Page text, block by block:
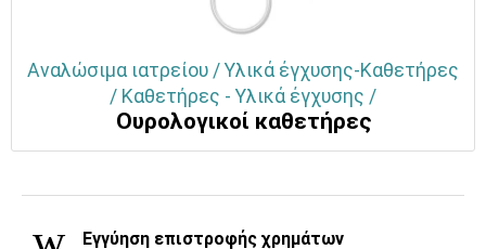
Αναλώσιμα ιατρείου / Υλικά έγχυσης-Καθετήρες
/ Καθετήρες - Υλικά έγχυσης /
Ουρολογικοί καθετήρες
Εγγύηση επιστροφής χρημάτων